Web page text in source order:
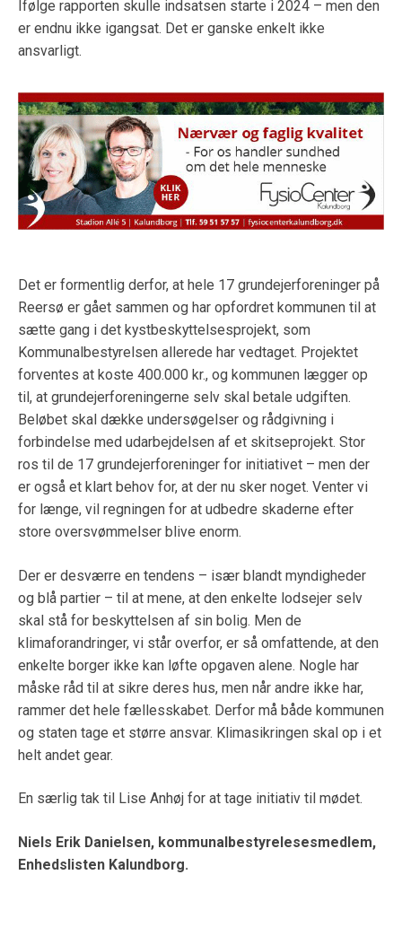
Ifølge rapporten skulle indsatsen starte i 2024 – men den
er endnu ikke igangsat. Det er ganske enkelt ikke
ansvarligt.
Det er formentlig derfor, at hele 17 grundejerforeninger på
Reersø er gået sammen og har opfordret kommunen til at
sætte gang i det kystbeskyttelsesprojekt, som
Kommunalbestyrelsen allerede har vedtaget. Projektet
forventes at koste 400.000 kr., og kommunen lægger op
til, at grundejerforeningerne selv skal betale udgiften.
Beløbet skal dække undersøgelser og rådgivning i
forbindelse med udarbejdelsen af et skitseprojekt. Stor
ros til de 17 grundejerforeninger for initiativet – men der
er også et klart behov for, at der nu sker noget. Venter vi
for længe, vil regningen for at udbedre skaderne efter
store oversvømmelser blive enorm.
Der er desværre en tendens – især blandt myndigheder
og blå partier – til at mene, at den enkelte lodsejer selv
skal stå for beskyttelsen af sin bolig. Men de
klimaforandringer, vi står overfor, er så omfattende, at den
enkelte borger ikke kan løfte opgaven alene. Nogle har
måske råd til at sikre deres hus, men når andre ikke har,
rammer det hele fællesskabet. Derfor må både kommunen
og staten tage et større ansvar. Klimasikringen skal op i et
helt andet gear.
En særlig tak til Lise Anhøj for at tage initiativ til mødet.
Niels Erik Danielsen, kommunalbestyrelesesmedlem,
Enhedslisten Kalundborg.